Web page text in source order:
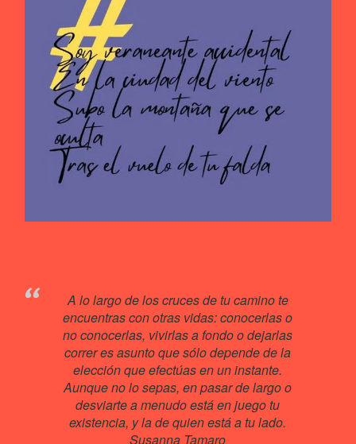
A lo largo de los cruces de tu camino te
encuentras con otras vidas: conocerlas o
no conocerlas, vivirlas a fondo o dejarlas
correr es asunto que sólo depende de la
elección que efectúas en un instante.
Aunque no lo sepas, en pasar de largo o
desviarte a menudo está en juego tu
existencia, y la de quien está a tu lado.
Susanna Tamaro